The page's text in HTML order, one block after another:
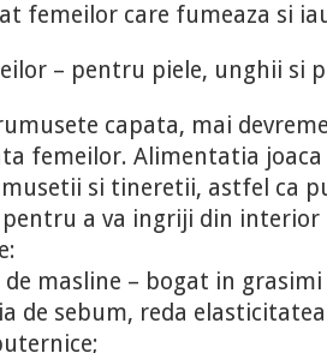
femeilor care fumeaza si
– pentru piele, unghii si
capata, mai
femeilor. Alimentatia
si tineretii, astfel ca
pentru a va ingriji din
masline – bogat in
de sebum, reda